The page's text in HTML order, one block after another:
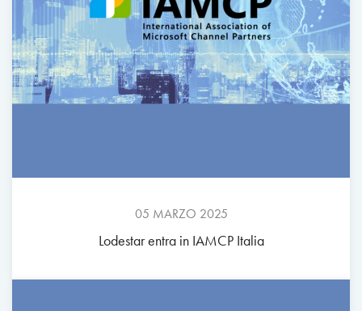
05 MARZO 2025
Lodestar entra in IAMCP Italia